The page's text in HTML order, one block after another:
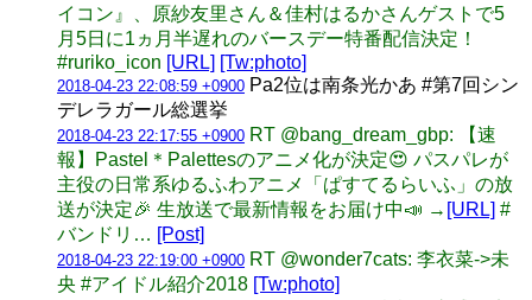
イコン』、原紗友里さん＆佳村はるかさんゲストで5
月5日に1ヵ月半遅れのバースデー特番配信決定！
#ruriko_icon [URL] [Tw:photo]
2018-04-23 22:08:59 +0900 Pa2位は南条光かあ #第7回シン
デレラガール総選挙
2018-04-23 22:17:55 +0900 RT @bang_dream_gbp: 【速
報】Pastel＊Palettesのアニメ化が決定😍 パスパレが
主役の日常系ゆるふわアニメ「ぱすてるらいふ」の放
送が決定🎉 生放送で最新情報をお届け中📣 → [URL] #
バンドリ… [Post]
2018-04-23 22:19:00 +0900 RT @wonder7cats: 李衣菜->未
央 #アイドル紹介2018 [Tw:photo]